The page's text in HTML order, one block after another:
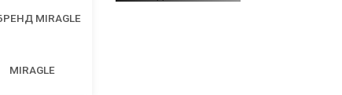
MIRAGLE